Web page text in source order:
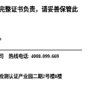
整证书负责，请妥善保管此
热线电话: 4008-099-669
测认证产业园二期2号楼8楼